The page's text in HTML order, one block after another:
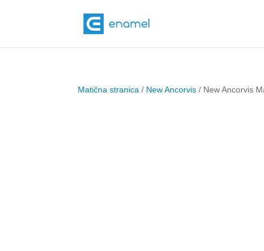
Matična stranica / New Ancorvis / New Ancorvis